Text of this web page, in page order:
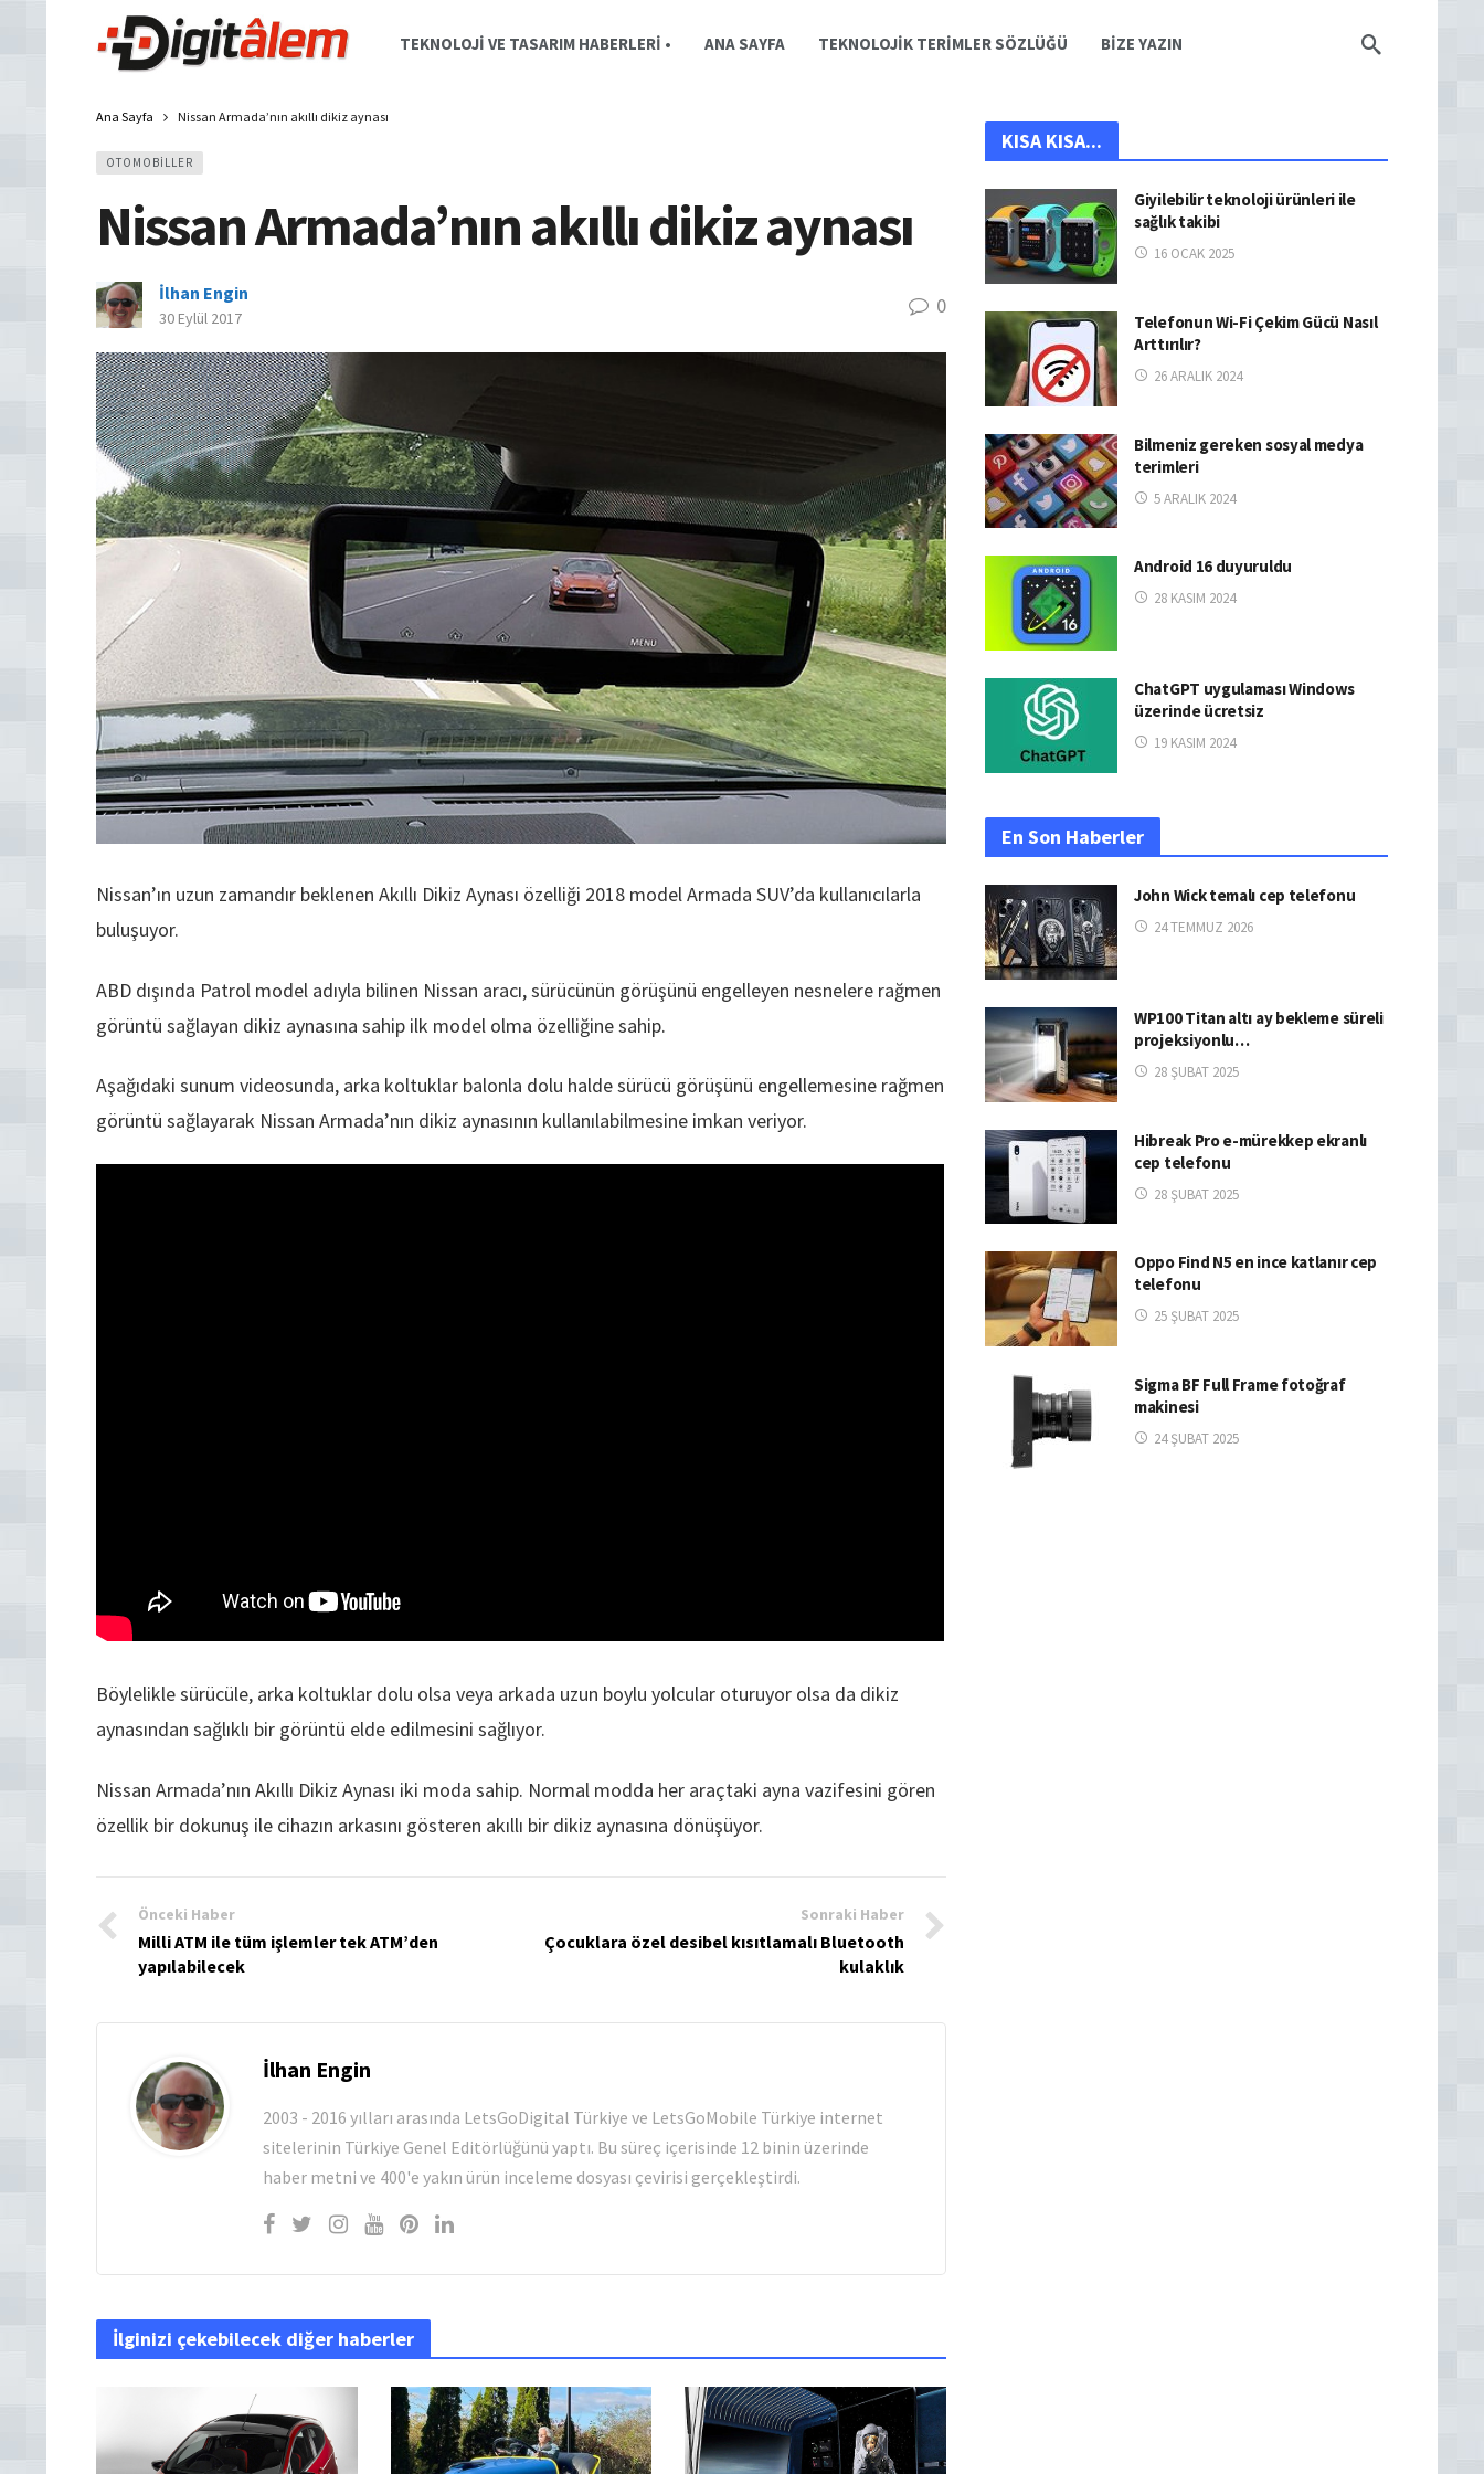
TEKNOLOJI VE TASARIM HABERLERI • ANA SAYFA TEKNOLOJIK TERIMLER SÖZLÜĞÜ BIZE YAZIN
Ana Sayfa Nissan Armada’nın akıllı dikiz aynası
OTOMOBILLER
Nissan Armada’nın akıllı dikiz aynası
İlhan Engin
30 Eylül 2017 0
Nissan’ın uzun zamandır beklenen Akıllı Dikiz Aynası özelliği 2018 model Armada SUV’da kullanıcılarla
buluşuyor.
ABD dışında Patrol model adıyla bilinen Nissan aracı, sürücünün görüşünü engelleyen nesnelere rağmen
görüntü sağlayan dikiz aynasına sahip ilk model olma özelliğine sahip.
Aşağıdaki sunum videosunda, arka koltuklar balonla dolu halde sürücü görüşünü engellemesine rağmen
görüntü sağlayarak Nissan Armada’nın dikiz aynasının kullanılabilmesine imkan veriyor.
Böylelikle sürücüle, arka koltuklar dolu olsa veya arkada uzun boylu yolcular oturuyor olsa da dikiz
aynasından sağlıklı bir görüntü elde edilmesini sağlıyor.
Nissan Armada’nın Akıllı Dikiz Aynası iki moda sahip. Normal modda her araçtaki ayna vazifesini gören
özellik bir dokunuş ile cihazın arkasını gösteren akıllı bir dikiz aynasına dönüşüyor.
Önceki Haber
Milli ATM ile tüm işlemler tek ATM’den
yapılabilecek
Sonraki Haber
Çocuklara özel desibel kısıtlamalı Bluetooth
kulaklık
İlhan Engin
2003 - 2016 yılları arasında LetsGoDigital Türkiye ve LetsGoMobile Türkiye internet
sitelerinin Türkiye Genel Editörlüğünü yaptı. Bu süreç içerisinde 12 binin üzerinde
haber metni ve 400'e yakın ürün inceleme dosyası çevirisi gerçekleştirdi.
İlginizi çekebilecek diğer haberler
KISA KISA...
Giyilebilir teknoloji ürünleri ile
sağlık takibi
16 OCAK 2025
Telefonun Wi-Fi Çekim Gücü Nasıl
Arttırılır?
26 ARALIK 2024
Bilmeniz gereken sosyal medya
terimleri
5 ARALIK 2024
Android 16 duyuruldu
28 KASIM 2024
ChatGPT uygulaması Windows
üzerinde ücretsiz
19 KASIM 2024
En Son Haberler
John Wick temalı cep telefonu
24 TEMMUZ 2026
WP100 Titan altı ay bekleme süreli
projeksiyonlu…
28 ŞUBAT 2025
Hibreak Pro e-mürekkep ekranlı
cep telefonu
28 ŞUBAT 2025
Oppo Find N5 en ince katlanır cep
telefonu
25 ŞUBAT 2025
Sigma BF Full Frame fotoğraf
makinesi
24 ŞUBAT 2025